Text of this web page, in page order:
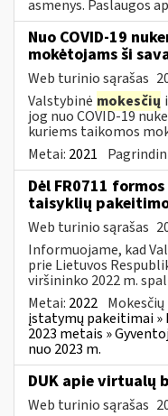
asmenys. Paslaugos
Nuo COVID-19
mokėtojams ši
Web turinio sąrašas
Valstybinė mokesčių
jog nuo COVID-19
kuriems taikomos
Metai: 2021
Dėl FR0711
taisyklių
Web turinio sąrašas
Informuojame, kad
prie Lietuvos
viršininko 2022 m.
Metai: 2022
įstatymų pakeitimai
2023 metais »
nuo 2023 m.
DUK apie virtualų
Web turinio sąrašas